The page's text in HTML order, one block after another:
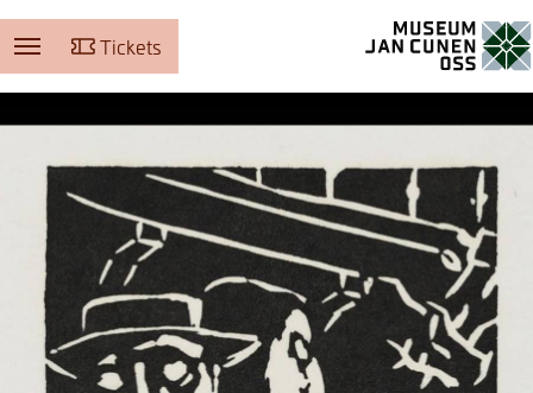
Tickets